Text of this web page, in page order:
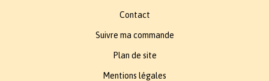
Contact
Suivre ma commande
Plan de site
Mentions légales